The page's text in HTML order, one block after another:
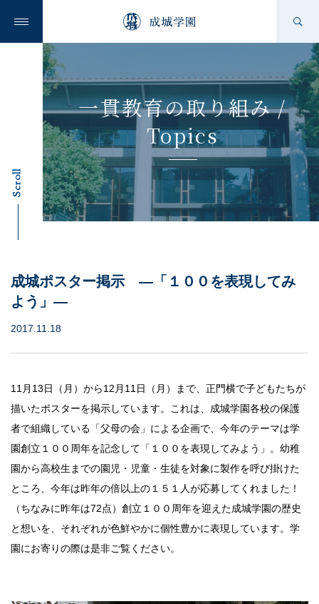
成城学園の想い
成城学園を知る
学校を知る
ニュース
教育研究所
成城学園同窓会
成城学園への寄付について
成城学園広報サイト「sful-full」
交通アクセス キャンパスマップ
お問い合わせ採用情報保証人・保護者の方
一貫教育の取り組み /
Topics
Scroll
成城ポスター掲示 —「１００を表現してみ
よう」—
2017.11.18
11月13日（月）から12月11日（月）まで、正門横で子どもたちが
描いたポスターを掲示しています。これは、成城学園各校の保護
者で組織している「父母の会」による企画で、今年のテーマは学
園創立１００周年を記念して「１００を表現してみよう」。幼稚
園から高校生までの園児・児童・生徒を対象に製作を呼び掛けた
ところ、今年は昨年の倍以上の１５１人が応募してくれました！
（ちなみに昨年は72点）創立１００周年を迎えた成城学園の歴史
と想いを、それぞれが色鮮やかに個性豊かに表現しています。学
園にお寄りの際は是非ご覧ください。